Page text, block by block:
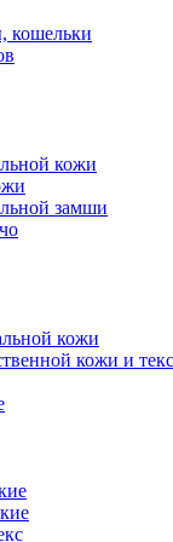
кошельки
кожи
замши
кожи
кожи и